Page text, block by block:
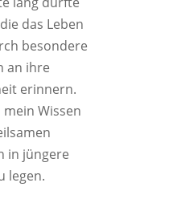
das Leben
besondere
an ihre
erinnern.
Wissen
in jüngere
legen.